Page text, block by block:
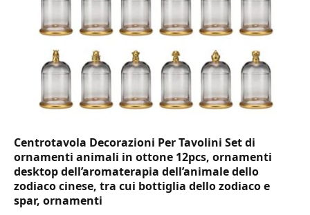
Centrotavola Decorazioni Per Tavolini Set di
ornamenti animali in ottone 12pcs, ornamenti
desktop dell’aromaterapia dell’animale dello
zodiaco cinese, tra cui bottiglia dello zodiaco e
spar, ornamenti